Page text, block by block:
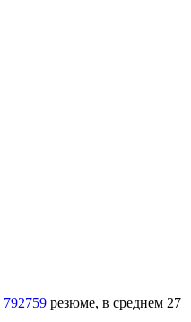
792759 резюме, в среднем 27